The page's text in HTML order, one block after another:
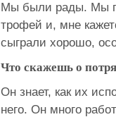
Мы были рады. Мы
трофей и, мне
сыграли хорошо,
Что скажешь о
Он знает, как их
него. Он много